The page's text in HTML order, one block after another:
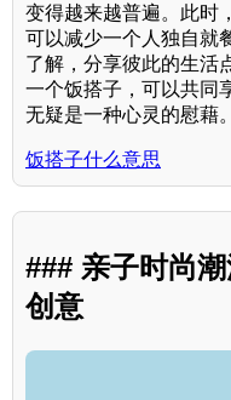
变得越来越普遍。此时
可以减少一个人独自就
了解，分享彼此的生活
一个饭搭子，可以共同
无疑是一种心灵的慰藉。
饭搭子什么意思
### 亲子时尚
创意